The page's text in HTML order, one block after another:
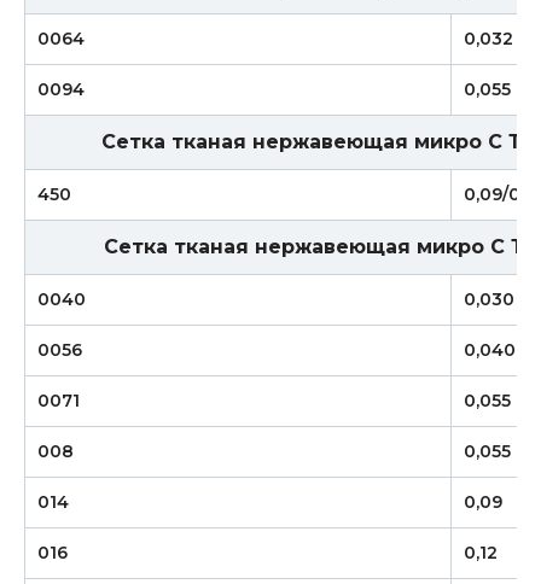
0064 0,032
0094 0,055
Сетка тканая нержавеющая микро С
450 0,09/
Сетка тканая нержавеющая микро С ТУ
0040 0,030
0056 0,040
0071 0,055
008 0,055
014 0,09
016 0,12